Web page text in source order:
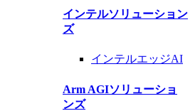
インテルソリューション
ズ
インテルエッジAI
Arm AGIソリューショ
ンズ